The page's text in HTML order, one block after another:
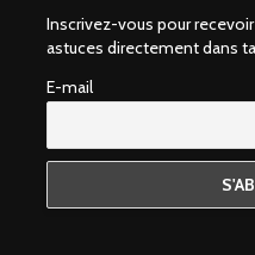
Inscrivez-vous pour
astuces directement dans
E-mail